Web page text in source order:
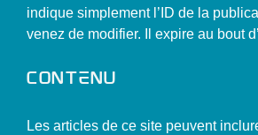
indique simplement l’ID de la
venez de modifier. Il expire au bout
Contenu
Les articles de ce site peuvent